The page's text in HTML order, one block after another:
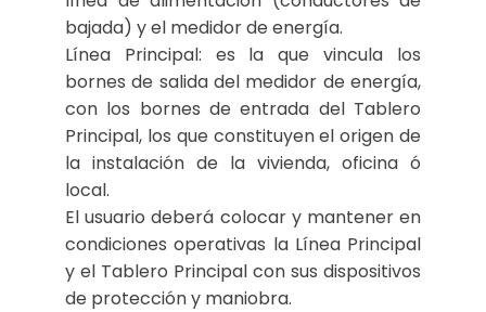
bajada) y el medidor de energía.
Línea Principal: es la que vincula los
bornes de salida del medidor de energía,
con los bornes de entrada del Tablero
Principal, los que constituyen el origen de
la instalación de la vivienda, oficina ó
local.
El usuario deberá colocar y mantener en
condiciones operativas la Línea Principal
y el Tablero Principal con sus dispositivos
de protección y maniobra.